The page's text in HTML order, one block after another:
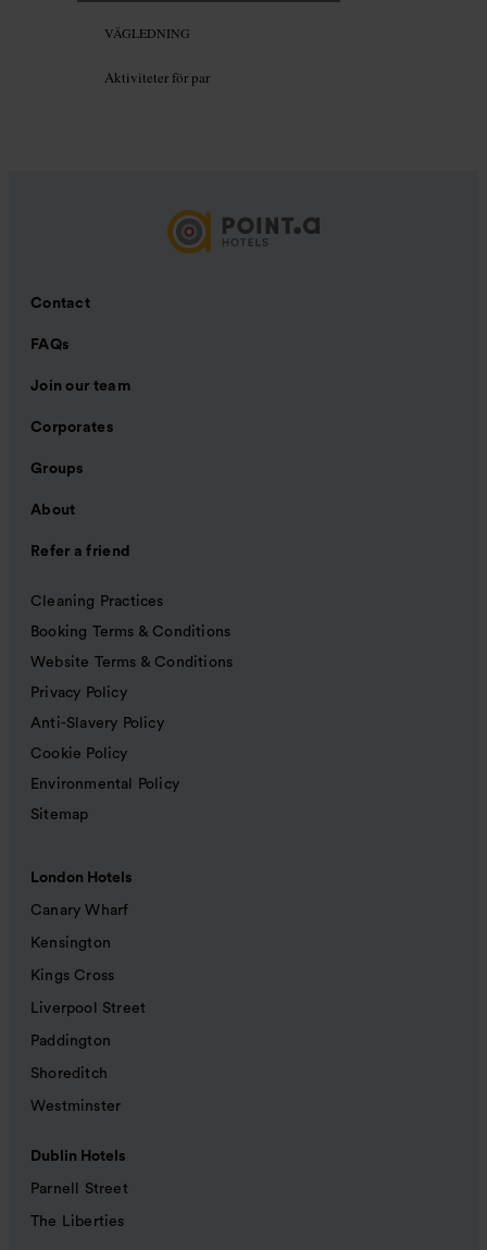
VÄGLEDNING
Aktiviteter för par
Contact
FAQs
Join our team
Corporates
Groups
About
Refer a friend
Cleaning Practices
Booking Terms & Conditions
Website Terms & Conditions
Privacy Policy
Anti-Slavery Policy
Cookie Policy
Environmental Policy
Sitemap
London Hotels
Canary Wharf
Kensington
Kings Cross
Liverpool Street
Paddington
Shoreditch
Westminster
Dublin Hotels
Parnell Street
The Liberties